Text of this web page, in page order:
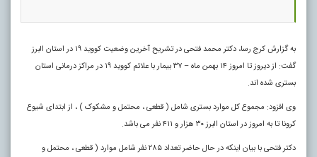
به گزارش کرج رسا، دکتر محمد فتحی در تشریح آخرین وضعیت کووید ۱۹ در استان البرز
گفت: از دیروز تا امروز ۱۴ بهمن ماه – ۳۷ بیمار با علائم کووید ۱۹ در مراکز درمانی استان
بستری شده اند.
وی افزود: مجموع کل موارد بستری شامل ( قطعی ، محتمل و مشکوک ) ، از ابتدای شیوع
کرونا تا به امروز در استان البرز ۳۰ هزار و ۴۱۱ نفر می باشد.
دکتر فتحی با بیان اینکه در حال حاضر تعداد ۲۸۵ نفر شامل موارد ( قطعی ، محتمل و